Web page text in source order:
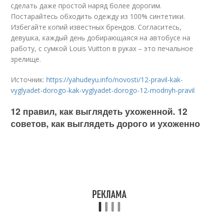
сделать даже простой наряд более дорогим.
Постарайтесь обходить одежду из 100% синтетики.
Избегайте копий известных брендов. Согласитесь,
девушка, каждый день добирающаяся на автобусе на
работу, с сумкой Louis Vuitton в руках – это печальное
зрелище.
Источник:https://yahudeyu.info/novosti/12-pravil-kak-
vyglyadet-dorogo-kak-vyglyadet-dorogo-12-modnyh-pravil
12 правил, как выглядеть ухоженной. 12
советов, как выглядеть дорого и ухоженно